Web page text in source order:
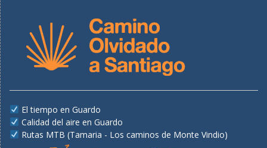
El tiempo en Guardo
Calidad del aire en Guardo
Rutas MTB (Tamaria - Los caminos de Monte Vindio)